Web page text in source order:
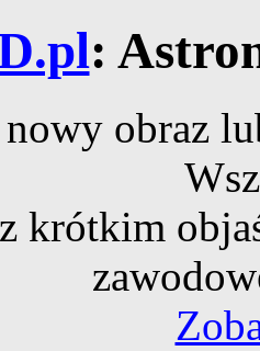
:
obraz
krótkim